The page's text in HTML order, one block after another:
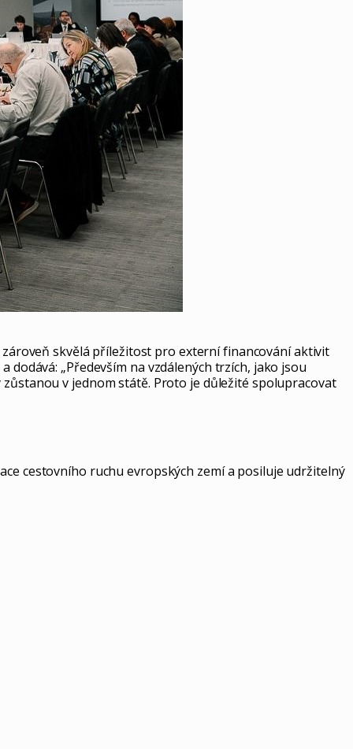
skvělá příležitost pro externí financování aktivit
„Především na vzdálených trzích, jako jsou
v jednom státě. Proto je důležité spolupracovat
cestovního ruchu evropských zemí a posiluje udržitelný